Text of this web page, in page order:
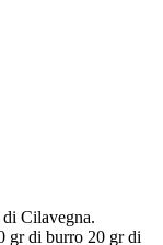
Cilavegna.
gr di burro 20 gr di